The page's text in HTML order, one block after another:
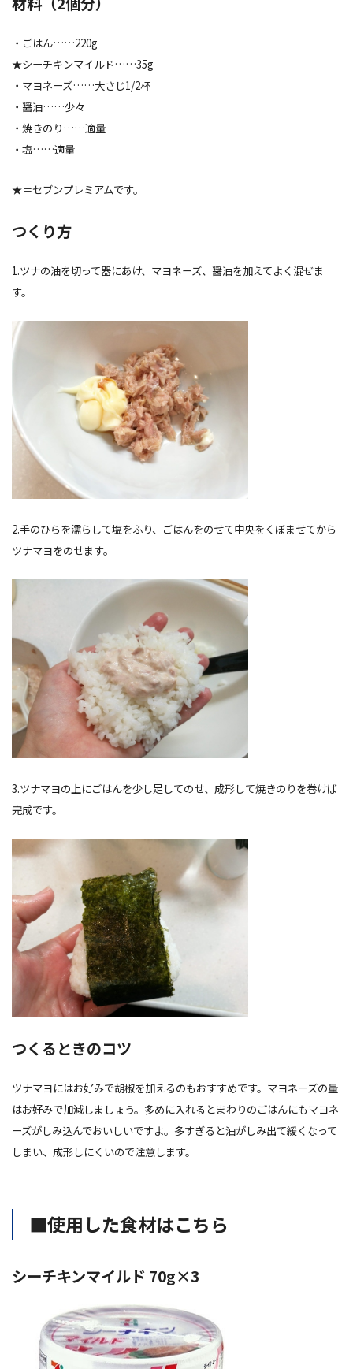
・ごはん……220g
★シーチキンマイルド……35g
・マヨネーズ……大さじ1/2杯
・醤油……少々
・焼きのり……適量
・塩……適量
★＝セブンプレミアムです。
つくり方
1.ツナの油を切って器にあけ、マヨネーズ、醤油を加えてよく混ぜま
す。
2.手のひらを濡らして塩をふり、ごはんをのせて中央をくぼませてから
ツナマヨをのせます。
3.ツナマヨの上にごはんを少し足してのせ、成形して焼きのりを巻けば
完成です。
つくるときのコツ
ツナマヨにはお好みで胡椒を加えるのもおすすめです。マヨネーズの量
はお好みで加減しましょう。多めに入れるとまわりのごはんにもマヨネ
ーズがしみ込んでおいしいですよ。多すぎると油がしみ出て緩くなって
しまい、成形しにくいので注意します。
■使用した食材はこちら
シーチキンマイルド 70g×3